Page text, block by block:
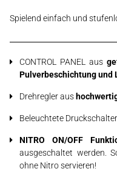
Spielend einfach und
CONTROL PANEL aus
Pulverbeschichtung und
Drehregler aus
Beleuchtete Druckschalter
NITRO ON/OFF
ausgeschaltet werden.
ohne Nitro servieren!